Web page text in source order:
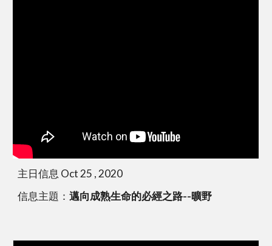
主日信息 Oct 25 , 2020
信息主題：邁向成熟生命的必經之路--曠野